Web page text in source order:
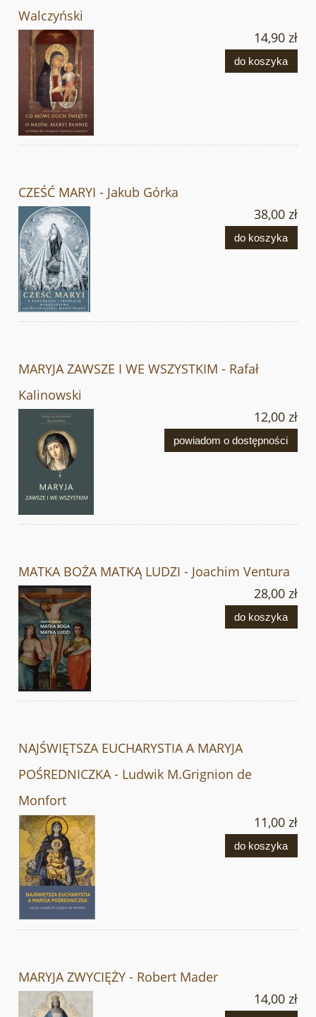
Walczyński
14,90 zł
do koszyka
CZEŚĆ MARYI - Jakub Górka
38,00 zł
do koszyka
MARYJA ZAWSZE I WE WSZYSTKIM - Rafał
Kalinowski
12,00 zł
powiadom o dostępności
MATKA BOŻA MATKĄ LUDZI - Joachim Ventura
28,00 zł
do koszyka
NAJŚWIĘTSZA EUCHARYSTIA A MARYJA
POŚREDNICZKA - Ludwik M.Grignion de
Monfort
11,00 zł
do koszyka
MARYJA ZWYCIĘŻY - Robert Mader
14,00 zł